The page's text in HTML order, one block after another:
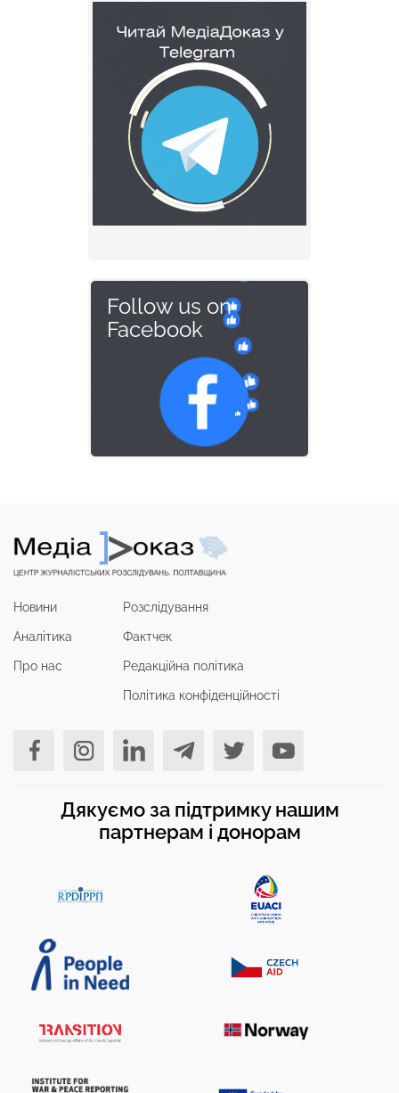
Follow us on
Facebook
Новини
Аналітика
Про нас
Розслідування
Фактчек
Редакційна політика
Політика конфіденційності
Дякуємо за підтримку нашим
партнерам і донорам